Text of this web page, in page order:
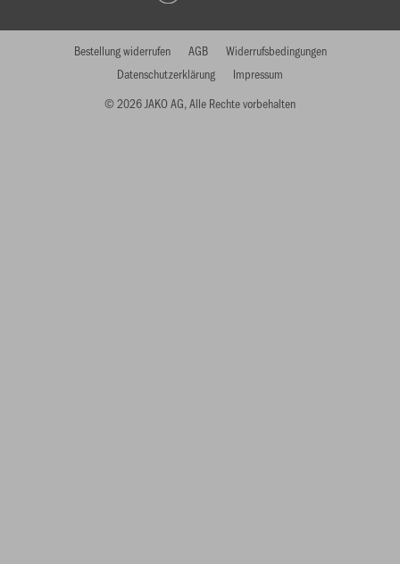
© 2026 JAKO AG, Alle Rechte vorbehalten
Bestellung widerrufen AGB
Widerrufsbedingungen
Datenschutzerklärung
Impressum